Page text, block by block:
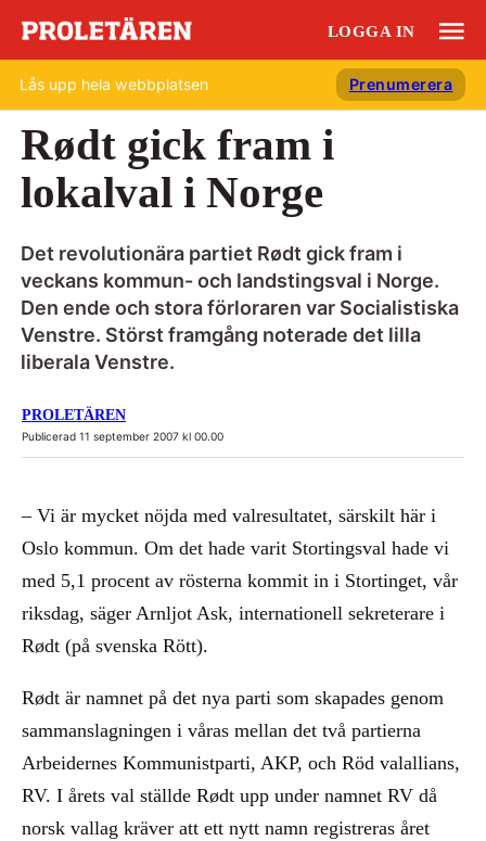
LOGGA IN
Lås upp hela webbplatsen Prenumerera
Rødt gick fram i
lokalval i Norge
Det revolutionära partiet Rødt gick fram i
veckans kommun- och landstingsval i Norge.
Den ende och stora förloraren var Socialistiska
Venstre. Störst framgång noterade det lilla
liberala Venstre.
PROLETÄREN
Publicerad 11 september 2007 kl 00.00
– Vi är mycket nöjda med valresultatet, särskilt här i
Oslo kommun. Om det hade varit Stortingsval hade vi
med 5,1 procent av rösterna kommit in i Stortinget, vår
riksdag, säger Arnljot Ask, internationell sekreterare i
Rødt (på svenska Rött).
Rødt är namnet på det nya parti som skapades genom
sammanslagningen i våras mellan det två partierna
Arbeidernes Kommunistparti, AKP, och Röd valallians,
RV. I årets val ställde Rødt upp under namnet RV då
norsk vallag kräver att ett nytt namn registreras året